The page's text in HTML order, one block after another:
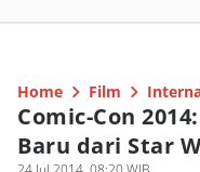
Home Film
Comic-Con
Baru dari Star